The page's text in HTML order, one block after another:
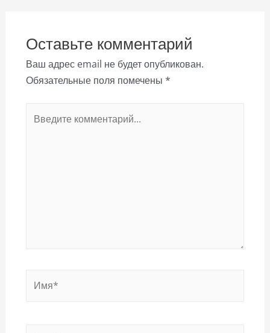
Оставьте комментарий
Ваш адрес email не будет опубликован.
Обязательные поля помечены *
комментарий...